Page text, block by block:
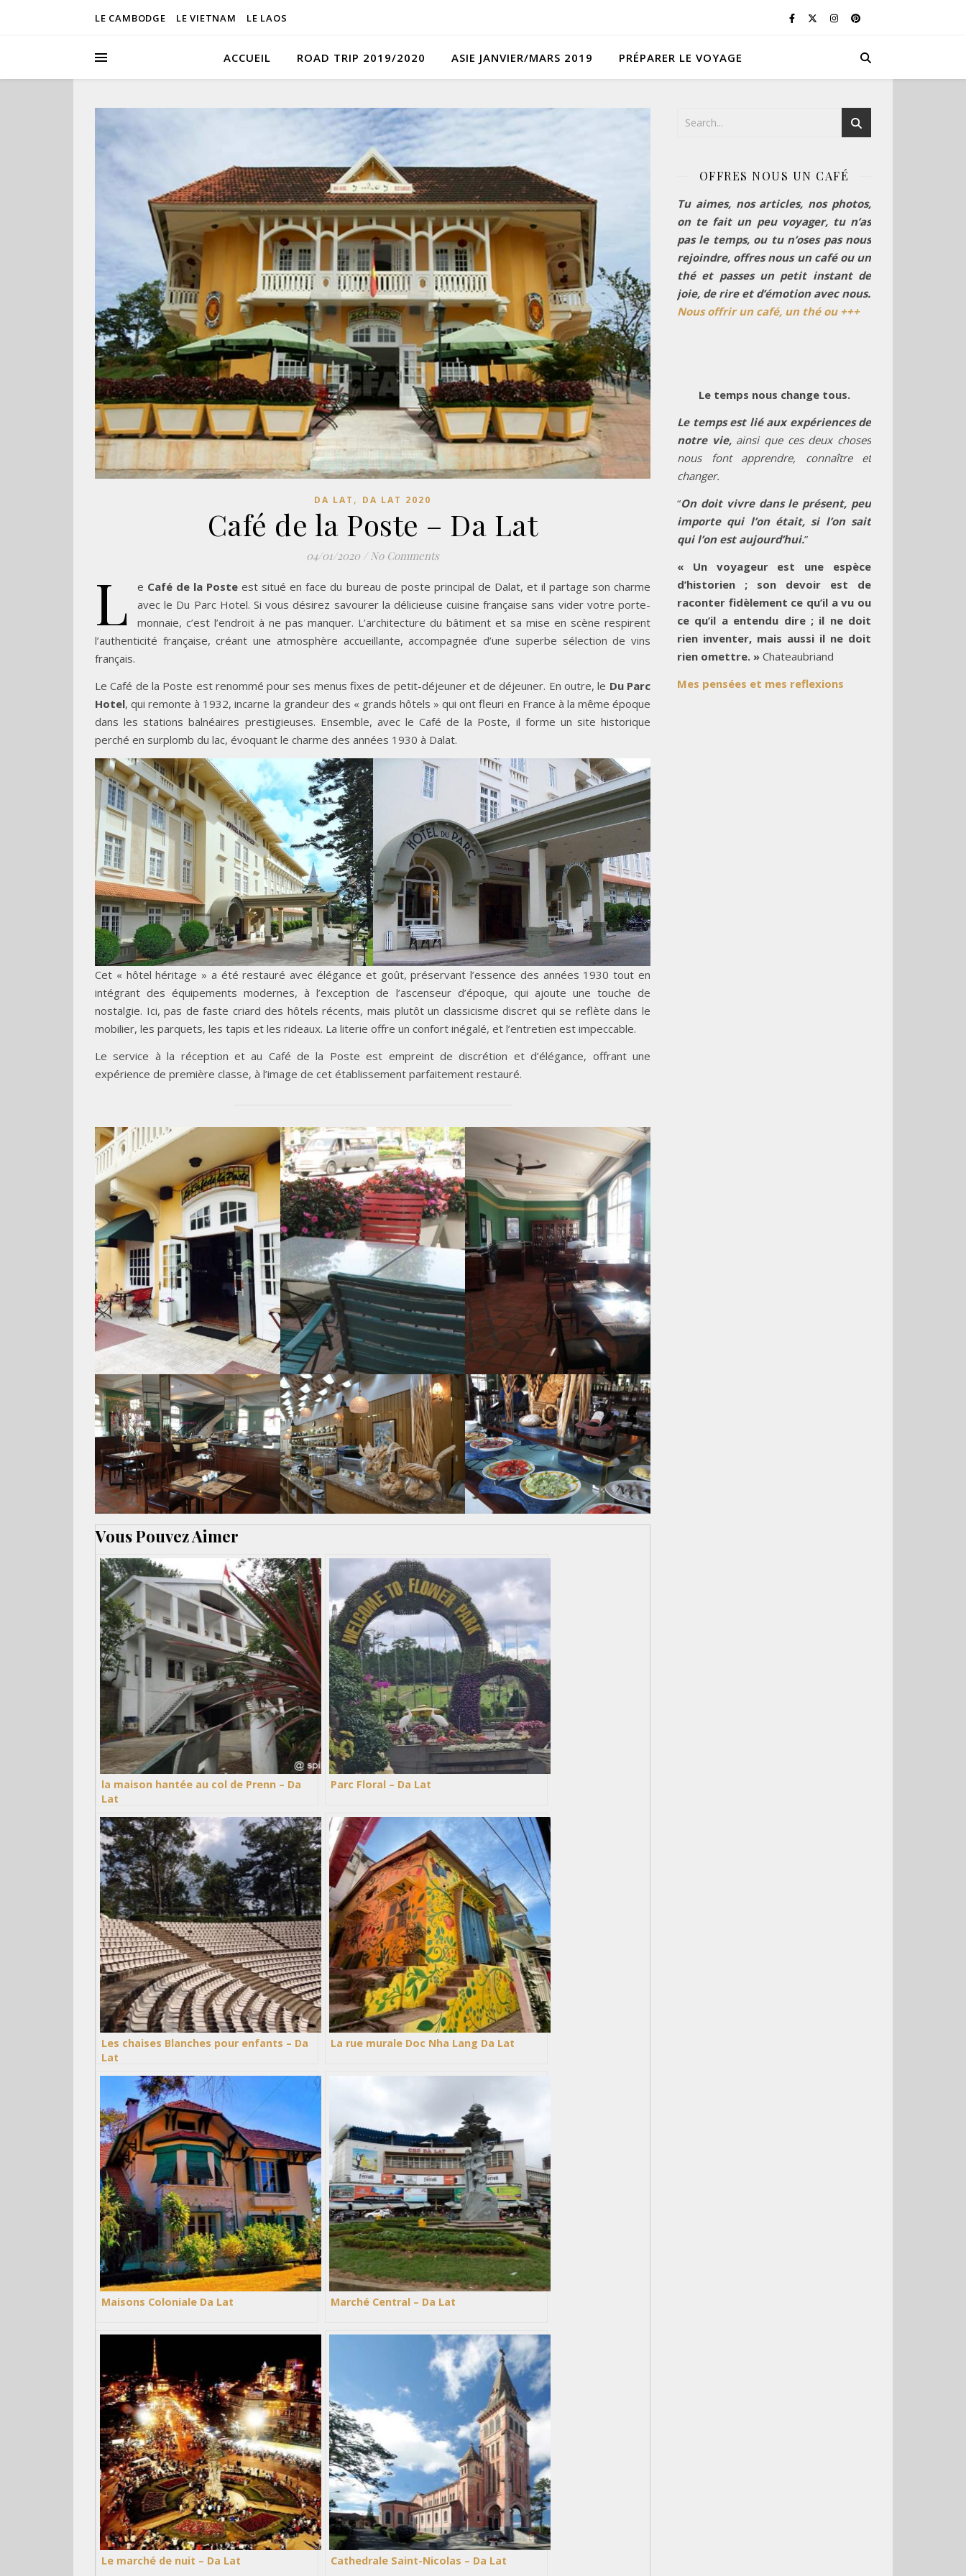
LE CAMBODGE LE VIETNAM LE LAOS
ACCUEIL ROAD TRIP 2019/2020 ASIE JANVIER/MARS 2019 PRÉPARER LE VOYAGE
DA LAT , DA LAT 2020
Café de la Poste – Da Lat
04/01/2020 / No Comments
L e Café de la Poste est situé en face du bureau de poste principal de Dalat, et il partage son charme
avec le Du Parc Hotel. Si vous désirez savourer la délicieuse cuisine française sans vider votre porte-
monnaie, c’est l’endroit à ne pas manquer. L’architecture du bâtiment et sa mise en scène respirent
l’authenticité française, créant une atmosphère accueillante, accompagnée d’une superbe sélection de vins
français.
Le Café de la Poste est renommé pour ses menus fixes de petit-déjeuner et de déjeuner. En outre, le Du Parc
Hotel, qui remonte à 1932, incarne la grandeur des « grands hôtels » qui ont fleuri en France à la même époque
dans les stations balnéaires prestigieuses. Ensemble, avec le Café de la Poste, il forme un site historique
perché en surplomb du lac, évoquant le charme des années 1930 à Dalat.
Cet « hôtel héritage » a été restauré avec élégance et goût, préservant l’essence des années 1930 tout en
intégrant des équipements modernes, à l’exception de l’ascenseur d’époque, qui ajoute une touche de
nostalgie. Ici, pas de faste criard des hôtels récents, mais plutôt un classicisme discret qui se reflète dans le
mobilier, les parquets, les tapis et les rideaux. La literie offre un confort inégalé, et l’entretien est impeccable.
Le service à la réception et au Café de la Poste est empreint de discrétion et d’élégance, offrant une
expérience de première classe, à l’image de cet établissement parfaitement restauré.
Vous Pouvez Aimer
la maison hantée au col de Prenn – Da
Lat
Parc Floral – Da Lat
Les chaises Blanches pour enfants – Da
Lat
La rue murale Doc Nha Lang Da Lat
Maisons Coloniale Da Lat Marché Central – Da Lat
Le marché de nuit – Da Lat Cathedrale Saint-Nicolas – Da Lat
OFFRES NOUS UN CAFÉ
Tu aimes, nos articles, nos photos,
on te fait un peu voyager, tu n’as
pas le temps, ou tu n’oses pas nous
rejoindre, offres nous un café ou un
thé et passes un petit instant de
joie, de rire et d’émotion avec nous.
Nous offrir un café, un thé ou +++
Le temps nous change tous.
Le temps est lié aux expériences de
notre vie, ainsi que ces deux choses
nous font apprendre, connaître et
changer.
“On doit vivre dans le présent, peu
importe qui l’on était, si l’on sait
qui l’on est aujourd’hui.”
« Un voyageur est une espèce
d’historien ; son devoir est de
raconter fidèlement ce qu’il a vu ou
ce qu’il a entendu dire ; il ne doit
rien inventer, mais aussi il ne doit
rien omettre. » Chateaubriand
Mes pensées et mes reflexions